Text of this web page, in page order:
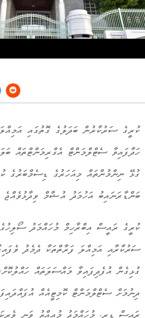
ކުރީގެ ސަރުކާރުން ބަދަލުގެ ގޮތުގައި
ހަދާފައިވާ ސެޓްލްމަންޓް އެގްރިމަންޓްތައް
ގޅޭ ނނމނތއް މއހރގެ ޑސމބރގެ ކ
ބނޑރނއބު އހމދުއޝމް ވދޅވއޖެ
ކރގެ ރއސް އބރހމް މހއމދުސލހގެ
ސަރުކާރާއި އަމިއްލަ ފަރާތްތަކާ ދެމެދު
ގުޅިގެން އުފެދިފައިވާ މައްސަލަތައް
ދިނުމަށް ސެޓްލްމަންޓް ކޮމޓއއް އފއދއފ